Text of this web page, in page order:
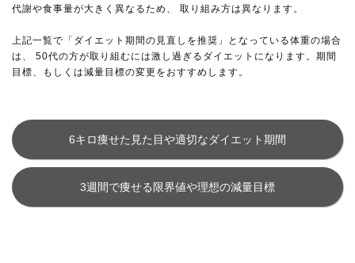
代謝や食事量が大きく異なるため、 取り組み方は異なります。
上記一覧で「ダイエット期間の見直しを推奨」となっている体重の場合
は、 50代の方が取り組むには激し過ぎるダイエットになります。期間
目標、もしくは減量目標の変更をおすすめします。
6キロ痩せた見た目や適切なダイエット期間
3週間で痩せる限界値や理想の減量目標